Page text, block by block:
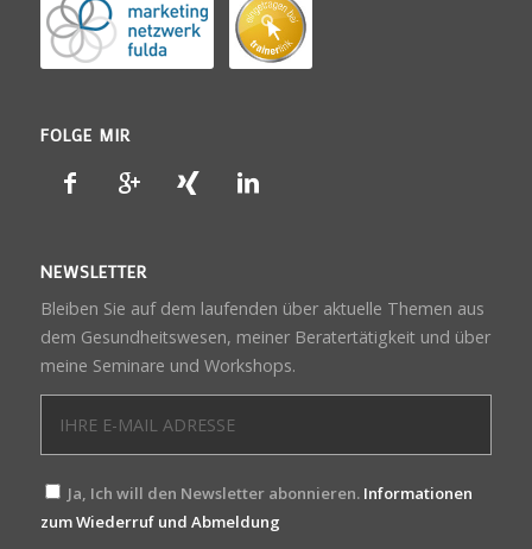
FOLGE MIR
NEWSLETTER
Bleiben Sie auf dem laufenden über aktuelle Themen aus
dem Gesundheitswesen, meiner Beratertätigkeit und über
meine Seminare und Workshops.
Ja, Ich will den Newsletter abonnieren. Informationen
zum Wiederruf und Abmeldung